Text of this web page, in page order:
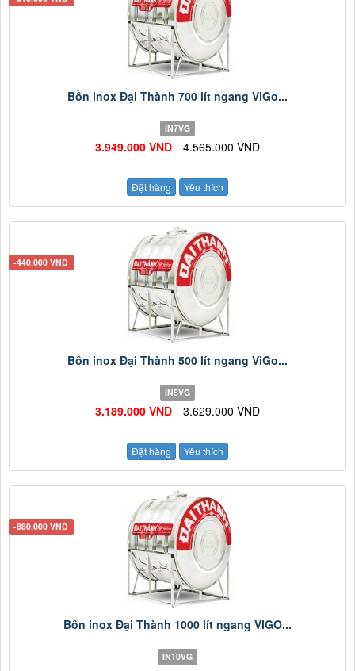
Bồn inox Đại Thành 700 lít ngang ViGo...
IN7VG
3.949.000 VND 4.565.000 VND
Đặt hàng Yêu thích
-440.000 VND
Bồn inox Đại Thành 500 lít ngang ViGo...
IN5VG
3.189.000 VND 3.629.000 VND
Đặt hàng Yêu thích
-880.000 VND
Bồn inox Đại Thành 1000 lít ngang VIGO...
IN10VG